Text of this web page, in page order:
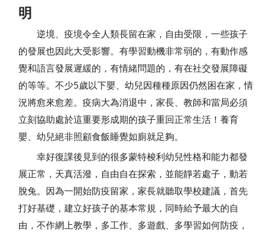
明
逆境、疫境令全人類長留在家，自由受限，一些孩子
的發展也因此大受影響。有學習動機非常弱的，有動作感
覺和語言發展遲緩的，有情緒問題的，有在社交發展障礙
的等等。不少5歲以下嬰、幼兒因種種原因仍然困在家，情
況將愈來愈差。疫病大為消退中，家長、教師和當局必須
立刻協助處於這重要形成期的孩子重回正常生活！養育
嬰、幼兒絕非照顧食飯睡覺如廁就足夠。
幸好復課後見到的很多蒙特梭利幼兒性格和能力都發
展正常，天真活潑，自由自在探索，並能靜若處子，動若
脫兔。因為一開始防疫留家，家長就聽取學校建議，首先
打好基礎，建立好孩子的基本常規，同時給予最大的自
由，不作網上教學，多工作、多遊戲、多學習如何防疫，